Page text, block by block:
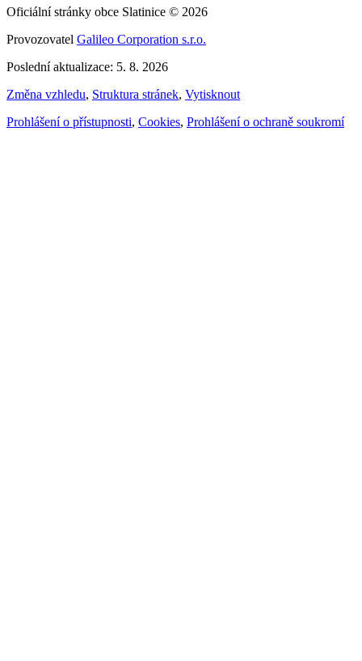
Oficiální stránky obce Slatinice © 2026
Provozovatel Galileo Corporation s.r.o.
Poslední aktualizace: 5. 8. 2026
Změna vzhledu, Struktura stránek, Vytisknout
Prohlášení o přístupnosti, Cookies, Prohlášení o ochraně soukromí